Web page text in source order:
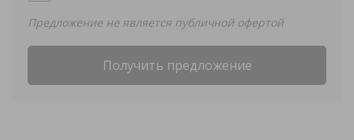
Предложение не является публичной офертой
Получить предложение